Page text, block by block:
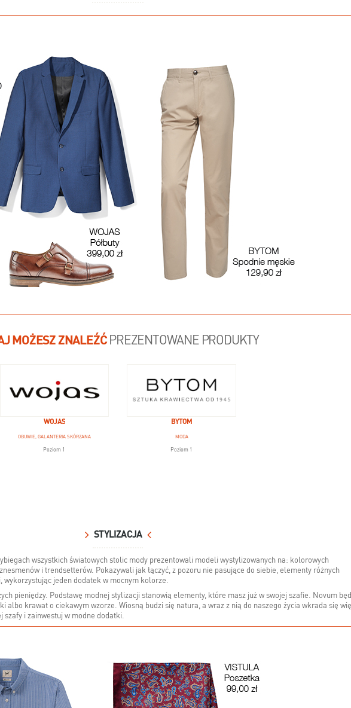
MOŻESZ ZNALEŹĆPREZENTOWANE PRODUKTY
WOJAS
OBUWIE, GALANTERIA SKÓRZANA
Poziom 1
BYTOM
MODA
Poziom 1
STYLIZACJA
wszystkich światowych stolic mody prezentowali modeli wystylizowanych na: kolorowych
i trendsetterów. Pokazywali jak łączyć, z pozoru nie pasujące do siebie, elementy różnych
wykorzystując jeden dodatek w mocnym kolorze.
pieniędzy. Podstawę modnej stylizacji stanowią elementy, które masz już w swojej szafie. Novum
albo krawat o ciekawym wzorze. Wiosną budzi się natura, a wraz z nią do naszego życia wkrada się
szafy i zainwestuj w modne dodatki.